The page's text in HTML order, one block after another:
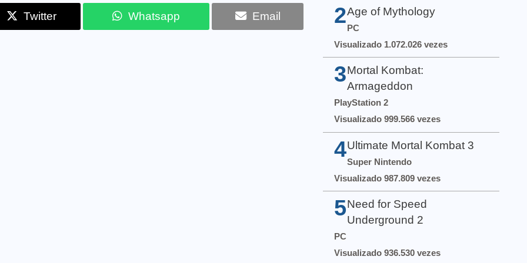
Twitter Whatsapp Email 2Age of Mythology
PC
Visualizado 1.072.026 vezes
3 Mortal Kombat:
Armageddon
PlayStation 2
Visualizado 999.566 vezes
4 Ultimate Mortal Kombat 3
Super Nintendo
Visualizado 987.809 vezes
5 Need for Speed
Underground 2
PC
Visualizado 936.530 vezes